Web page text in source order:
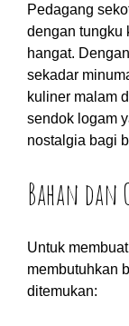
Pedagang
dengan tungku
hangat.
sekadar
kuliner malam
sendok logam
nostalgia bagi
Bahan dan
Untuk membuat
membutuhkan
ditemukan: